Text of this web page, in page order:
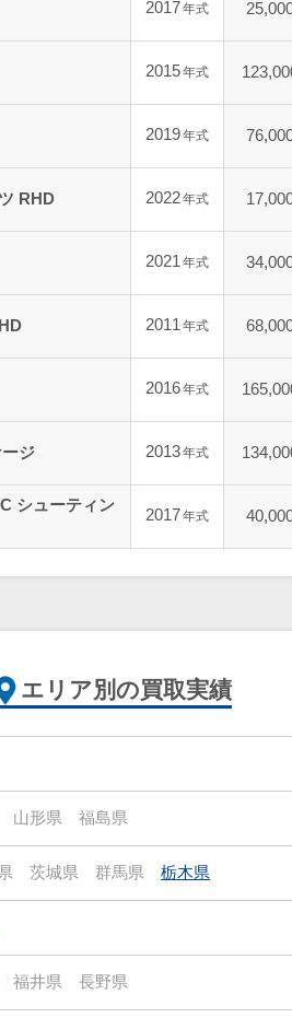
2017年式
2015年式
2019年式
RHD 2022年式
2021 年式
2011 年式
2016年式
ジ 2013年式
シューティン
2017年式
エリア別の買取実績
山形県 福島県
茨城県 群馬県 栃木県
福井県 長野県